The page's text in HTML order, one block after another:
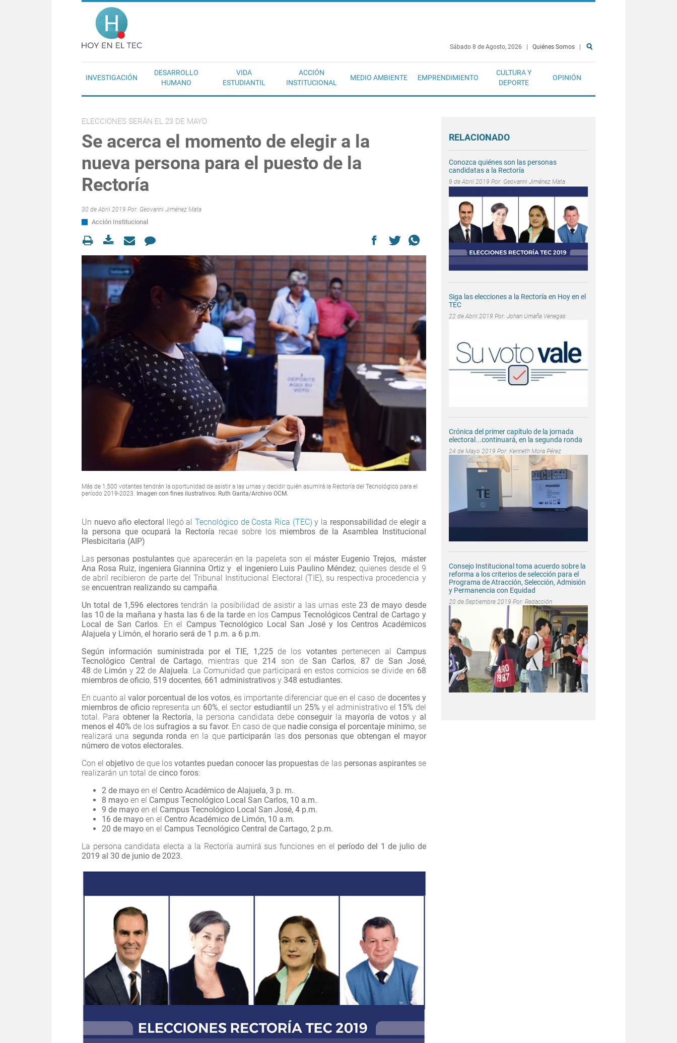
Pasar al contenido principal
Sábado 8 de Agosto, 2026 Quiénes Somos
INVESTIGACIÓN
DESARROLLO
HUMANO
VIDA
ESTUDIANTIL
ACCIÓN
INSTITUCIONAL
MEDIO AMBIENTE EMPRENDIMIENTO
CULTURA Y
DEPORTE
OPINIÓN
ELECCIONES SERÁN EL 23 DE MAYO
Se acerca el momento de elegir a la
nueva persona para el puesto de la
Rectoría
30 de Abril 2019 Por: Geovanni Jiménez Mata
Acción Institucional
Más de 1,500 votantes tendrán la oportunidad de asistir a las urnas y decidir quién asumirá la Rectoría del Tecnológico para el
período 2019-2023. Imagen con fines ilustrativos. Ruth Garita/Archivo OCM.
Un nuevo año electoral llegó al Tecnológico de Costa Rica (TEC) y la responsabilidad de elegir a
la persona que ocupará la Rectoría recae sobre los miembros de la Asamblea Institucional
Plesbicitaria (AIP)
Las personas postulantesque aparecerán en la papeleta son el máster Eugenio Trejos, máster
Ana Rosa Ruiz, ingeniera Giannina Ortiz y el ingeniero Luis Paulino Méndez; quienes desde el 9
de abril recibieron de parte del Tribunal Institucional Electoral (TIE), su respectiva procedencia y
se encuentran realizando su campaña.
Un total de 1,596 electorestendrán la posibilidad de asistir a las urnas este 23 de mayo desde
las 10 de la mañana y hasta las 6 de la tardeen los Campus Tecnológicos Central de Cartago y
Local de San Carlos. En el Campus Tecnológico Local San José y los Centros Académicos
Alajuela y Limón, el horario será de 1 p.m. a 6 p.m.
Según información suministrada por el TIE, 1,225de los votantespertenecen al Campus
Tecnológico Central de Cartago, mientras que 214son deSan Carlos, 87 de San José,
48 de Limón y 22 de Alajuela. La Comunidad que participará en estos comicios se divide en 68
miembros de oficio, 519 docentes, 661 administrativos y 348 estudiantes.
En cuanto alvalor porcentual de los votos, es importante diferenciar que en el caso de docentes y
miembros de oficiorepresenta un 60%, el sector estudiantil un 25% y el administrativo el 15% del
total. Para obtener la Rectoría, la persona candidata debeconseguirla mayoría de votosy al
menos el 40% de los sufragios a su favor. En caso de que nadie consiga el porcentaje mínimo, se
realizará una segunda ronda en la que participarán lasdos personas que obtengan el mayor
número de votos electorales.
Con elobjetivo de que losvotantes puedan conocer las propuestas de las personas aspirantes se
realizarán un total de cinco foros:
2 de mayo en el Centro Académico de Alajuela, 3 p. m..
8 mayo en el Campus Tecnológico Local San Carlos, 10 a.m..
9 de mayo en el Campus Tecnológico Local San José, 4 p.m.
16 de mayo en el Centro Académico de Limón, 10 a.m.
20 de mayo en el Campus Tecnológico Central de Cartago, 2 p.m.
La persona candidata electa a la Rectoría aumirá sus funciones en el período del 1 de julio de
2019 al 30 de junio de 2023.
RELACIONADO
Conozca quiénes son las personas
candidatas a la Rectoría
9 de Abril 2019 Por: Geovanni Jiménez Mata
Siga las elecciones a la Rectoría en Hoy en el
TEC
22 de Abril 2019 Por: Johan Umaña Venegas
Crónica del primer capítulo de la jornada
electoral...continuará, en la segunda ronda
24 de Mayo 2019 Por: Kenneth Mora Pérez
Consejo Institucional toma acuerdo sobre la
reforma a los criterios de selección para el
Programa de Atracción, Selección, Admisión
y Permanencia con Equidad
20 de Septiembre 2019 Por: Redacción